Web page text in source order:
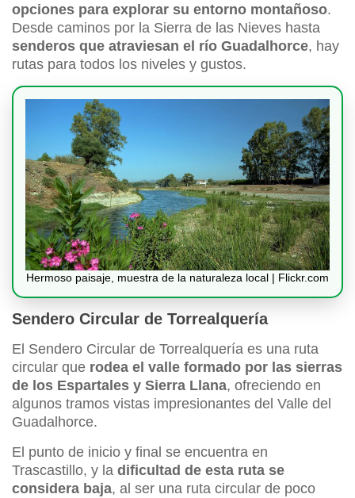
opciones para explorar su entorno montañoso.
Desde caminos por la Sierra de las Nieves hasta
senderos que atraviesan el río Guadalhorce, hay
rutas para todos los niveles y gustos.
Hermoso paisaje, muestra de la naturaleza local | Flickr.com
Sendero Circular de Torrealquería
El Sendero Circular de Torrealquería es una ruta
circular que rodea el valle formado por las sierras
de los Espartales y Sierra Llana, ofreciendo en
algunos tramos vistas impresionantes del Valle del
Guadalhorce.
El punto de inicio y final se encuentra en
Trascastillo, y la dificultad de esta ruta se
considera baja, al ser una ruta circular de poco